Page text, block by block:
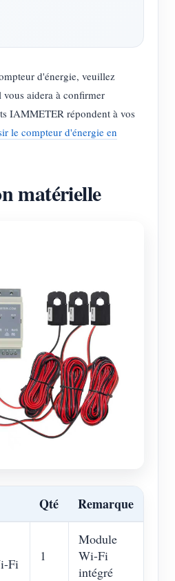
d'énergie, veuillez
aidera à confirmer
IAMMETER répondent à vos
le compteur d'énergie en
matérielle
Qté Remarque
Fi
1
Module
Wi-Fi
intégré